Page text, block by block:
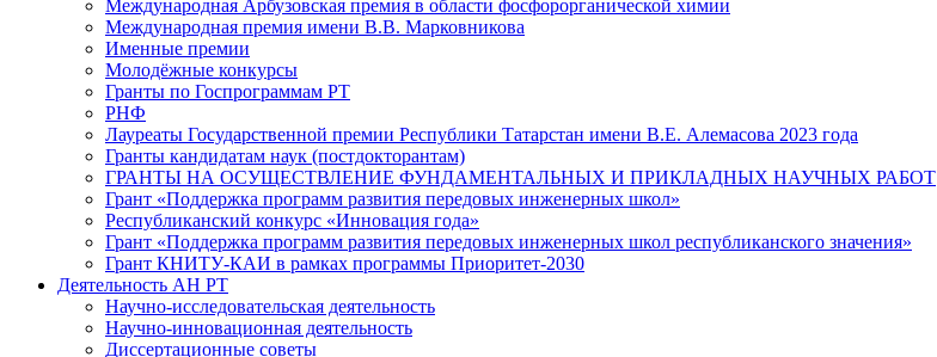
Международная Арбузовская премия в области фосфорорганической химии
Международная премия имени В.В. Марковникова
Именные премии
Молодёжные конкурсы
Гранты по Госпрограммам РТ
РНФ
Лауреаты Государственной премии Республики Татарстан имени В.Е. Алемасова 2023 года
Гранты кандидатам наук (постдокторантам)
ГРАНТЫ НА ОСУЩЕСТВЛЕНИЕ ФУНДАМЕНТАЛЬНЫХ И ПРИКЛАДНЫХ НАУЧНЫХ РАБОТ
Грант «Поддержка программ развития передовых инженерных школ»
Республиканский конкурс «Инновация года»
Грант «Поддержка программ развития передовых инженерных школ республиканского значения»
Грант КНИТУ-КАИ в рамках программы Приоритет-2030
Деятельность АН РТ
Научно-исследовательская деятельность
Научно-инновационная деятельность
Диссертационные советы